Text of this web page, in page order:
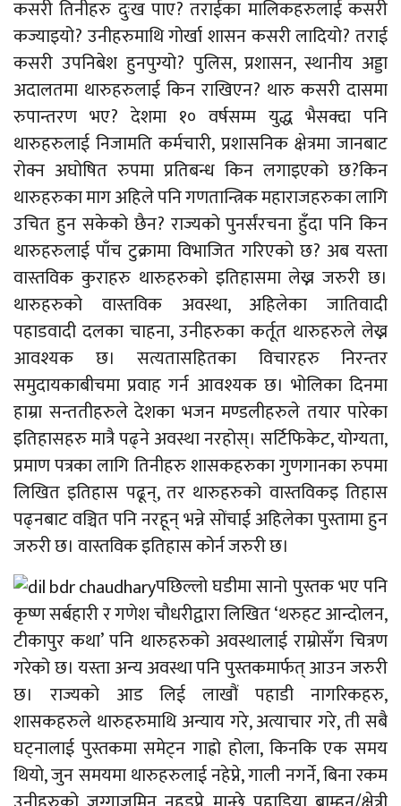
कसरी तिनीहरु दुःख पाए? तराईका मालिकहरुलाई कसरी
कज्याइयो? उनीहरुमाथि गोर्खा शासन कसरी लादियो? तराई
कसरी उपनिबेश हुनपुग्यो? पुलिस, प्रशासन, स्थानीय अड्डा
अदालतमा थारुहरुलाई किन राखिएन? थारु कसरी दासमा
रुपान्तरण भए? देशमा १० वर्षसम्म युद्ध भैसक्दा पनि
थारुहरुलाई निजामति कर्मचारी, प्रशासनिक क्षेत्रमा जानबाट
रोक्न अघोषित रुपमा प्रतिबन्ध किन लगाइएको छ?किन
थारुहरुका माग अहिले पनि गणतान्त्रिक महाराजहरुका लागि
उचित हुन सकेको छैन? राज्यको पुनर्संरचना हुँदा पनि किन
थारुहरुलाई पाँच टुक्रामा विभाजित गरिएको छ? अब यस्ता
वास्तविक कुराहरु थारुहरुको इतिहासमा लेख्न जरुरी छ।
थारुहरुको वास्तविक अवस्था, अहिलेका जातिवादी
पहाडवादी दलका चाहना, उनीहरुका कर्तूत थारुहरुले लेख्न
आवश्यक छ। सत्यतासहितका विचारहरु निरन्तर
समुदायकाबीचमा प्रवाह गर्न आवश्यक छ। भोलिका दिनमा
हाम्रा सन्ततीहरुले देशका भजन मण्डलीहरुले तयार पारेका
इतिहासहरु मात्रै पढ्ने अवस्था नरहोस्। सर्टिफिकेट, योग्यता,
प्रमाण पत्रका लागि तिनीहरु शासकहरुका गुणगानका रुपमा
लिखित इतिहास पढून्, तर थारुहरुको वास्तविकइ तिहास
पढ्नबाट वञ्चित पनि नरहून् भन्ने सोंचाई अहिलेका पुस्तामा हुन
जरुरी छ। वास्तविक इतिहास कोर्न जरुरी छ।
पछिल्लो घडीमा सानो पुस्तक भए पनि
कृष्ण सर्बहारी र गणेश चौधरीद्वारा लिखित ‘थरुहट आन्दोलन,
टीकापुर कथा’ पनि थारुहरुको अवस्थालाई राम्रोसँग चित्रण
गरेको छ। यस्ता अन्य अवस्था पनि पुस्तकमार्फत् आउन जरुरी
छ। राज्यको आड लिई लाखौं पहाडी नागरिकहरु,
शासकहरुले थारुहरुमाथि अन्याय गरे, अत्याचार गरे, ती सबै
घट्नालाई पुस्तकमा समेट्न गाह्रो होला, किनकि एक समय
थियो, जुन समयमा थारुहरुलाई नहेप्ने, गाली नगर्ने, बिना रकम